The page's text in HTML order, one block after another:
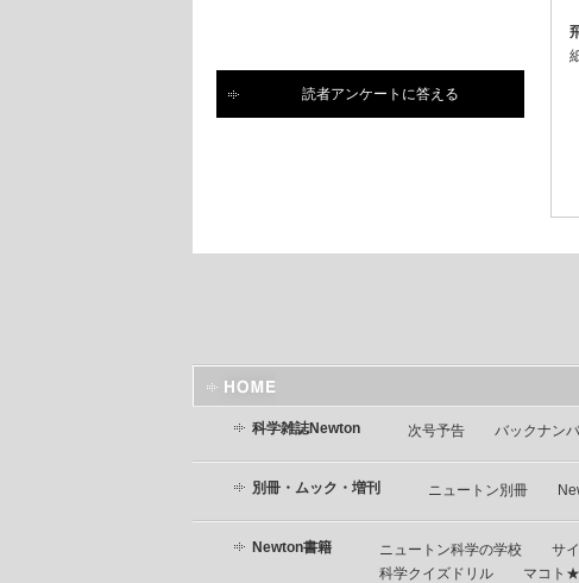
読者アンケートに答える
科学雑誌Newton 次号予告 バックナン
別冊・ムック・増刊 ニュートン別冊
Newton書籍 ニュートン科学の学校 サ
科学クイズドリル
マコト